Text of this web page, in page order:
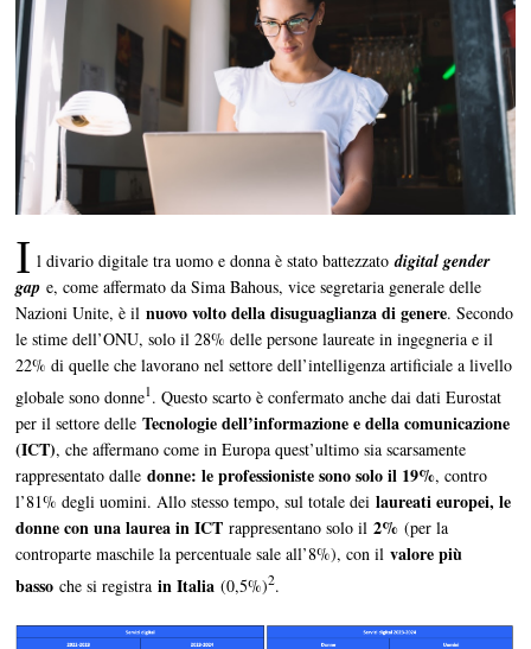
I l divario digitale tra uomo e donna è stato battezzatodigital gender
gap e, come affermato da Sima Bahous, vice segretaria generale delle
Nazioni Unite, è ilnuovo volto della disuguaglianza di genere. Secondo
le stime dell’ONU, solo il 28% delle persone laureate in ingegneria e il
22% di quelle che lavorano nel settore dell’intelligenza artificiale a livello
globale sono donne1 . Questo scarto è confermato anche dai dati Eurostat
per il settore delleTecnologie dell’informazione e della comunicazione
(ICT), che affermano come in Europa quest’ultimo sia scarsamente
rappresentato dalledonne: le professioniste sono solo il 19%, contro
l’81% degli uomini. Allo stesso tempo, sul totale deilaureati europei, le
donne con una laurea in ICT rappresentano solo il2%(per la
controparte maschile la percentuale sale all’8%), con ilvalore più
basso che si registrain Italia (0,5%)2.